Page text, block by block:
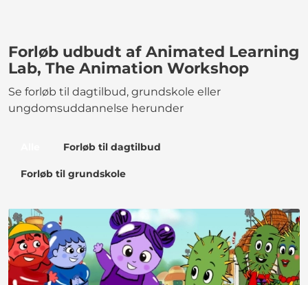
Forløb udbudt af Animated Learning
Lab, The Animation Workshop
Se forløb til dagtilbud, grundskole eller
ungdomsuddannelse herunder
Forløb til dagtilbud
Forløb til grundskole